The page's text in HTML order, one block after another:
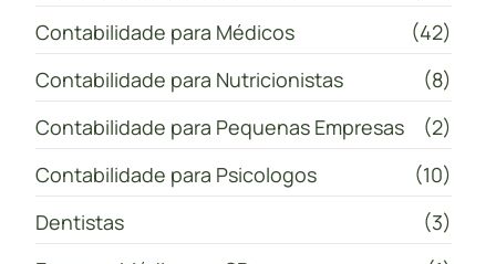
Contabilidade para Médicos
(42)
Contabilidade para Nutricionistas
(8)
Contabilidade para Pequenas Empresas
(2)
Contabilidade para Psicologos
(10)
Dentistas
(3)